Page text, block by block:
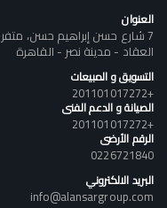
العنوان
7 شارع حسن إبراهيم حسن،
العقاد - مدينة نصر - القاهرة
التسويق و المبيعات
+201101017272
الصيانة و الدعم الفنى
+201101017272
الرقم الأرضى
0226721840
البريد الالكتروني
info@alansargroup.com